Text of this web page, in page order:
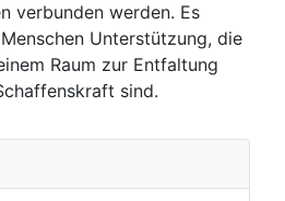
verbunden werden. Es
Unterstützung, die
Raum zur Entfaltung
sind.